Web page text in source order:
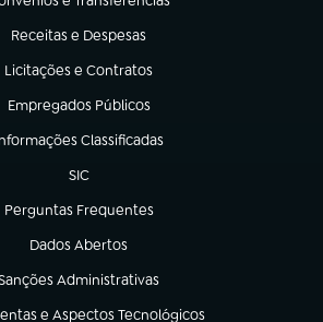
em nova aba)
Receitas e Despesas
(abre em nova aba)
Licitações e Contratos
(abre em nova aba)
Empregados Públicos
(abre em nova aba)
Classificadas
em nova aba)
SIC
(abre em nova aba)
Perguntas Frequentes
(abre em nova aba)
Dados Abertos
(abre em nova aba)
Administrativas
em nova aba)
e Aspectos Tecnológicos